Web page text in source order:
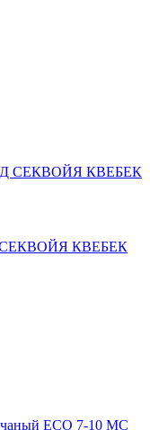
СЕКВОЙЯ КВЕБЕК